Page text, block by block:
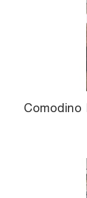
Comodino